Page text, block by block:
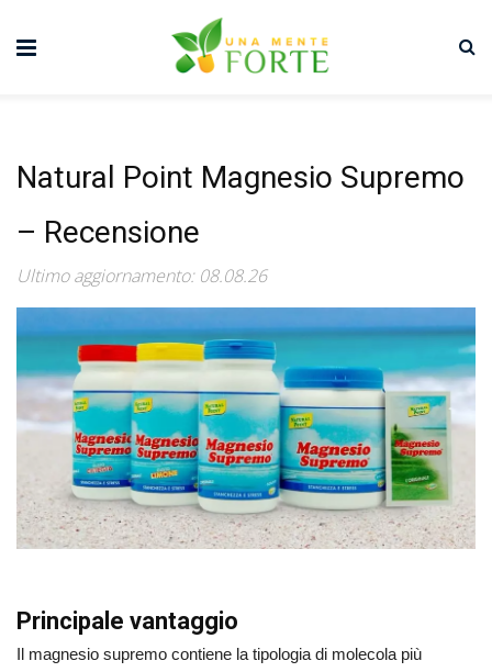
Natural Point Magnesio Supremo
– Recensione
Ultimo aggiornamento: 08.08.26
Principale vantaggio
Il magnesio supremo contiene la tipologia di molecola più